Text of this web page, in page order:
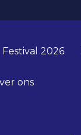
Festival 2026
ons